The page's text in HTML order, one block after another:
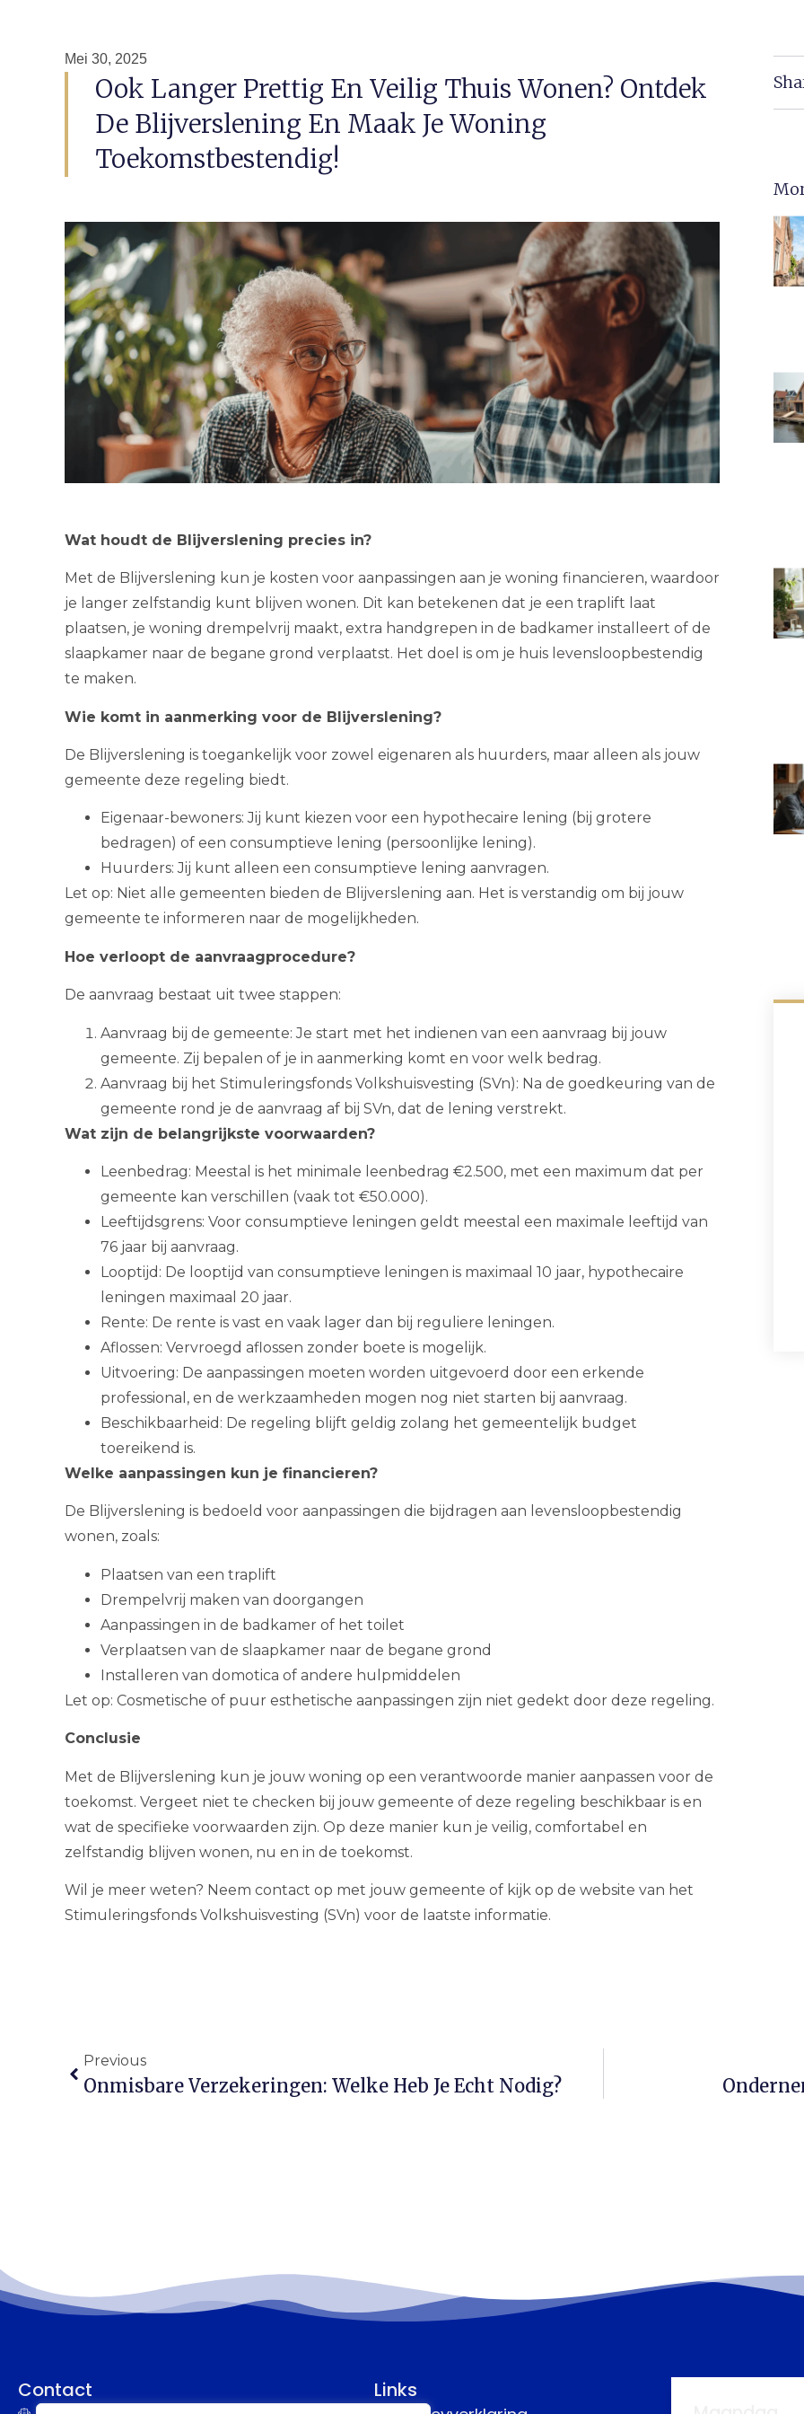
Mei 30, 2025
Ook Langer Prettig En Veilig Thuis Wonen? Ontdek
De Blijverslening En Maak Je Woning
Toekomstbestendig!
Wat houdt de Blijverslening precies in?
Met de Blijverslening kun je kosten voor aanpassingen aan je woning financieren, waardoor
je langer zelfstandig kunt blijven wonen. Dit kan betekenen dat je een traplift laat
plaatsen, je woning drempelvrij maakt, extra handgrepen in de badkamer installeert of de
slaapkamer naar de begane grond verplaatst. Het doel is om je huis levensloopbestendig
te maken.
Wie komt in aanmerking voor de Blijverslening?
De Blijverslening is toegankelijk voor zowel eigenaren als huurders, maar alleen als jouw
gemeente deze regeling biedt.
Eigenaar-bewoners: Jij kunt kiezen voor een hypothecaire lening (bij grotere
bedragen) of een consumptieve lening (persoonlijke lening).
Huurders: Jij kunt alleen een consumptieve lening aanvragen.
Let op: Niet alle gemeenten bieden de Blijverslening aan. Het is verstandig om bij jouw
gemeente te informeren naar de mogelijkheden.
Hoe verloopt de aanvraagprocedure?
De aanvraag bestaat uit twee stappen:
Aanvraag bij de gemeente: Je start met het indienen van een aanvraag bij jouw
gemeente. Zij bepalen of je in aanmerking komt en voor welk bedrag.
Aanvraag bij het Stimuleringsfonds Volkshuisvesting (SVn): Na de goedkeuring van de
gemeente rond je de aanvraag af bij SVn, dat de lening verstrekt.
Wat zijn de belangrijkste voorwaarden?
Leenbedrag: Meestal is het minimale leenbedrag €2.500, met een maximum dat per
gemeente kan verschillen (vaak tot €50.000).
Leeftijdsgrens: Voor consumptieve leningen geldt meestal een maximale leeftijd van
76 jaar bij aanvraag.
Looptijd: De looptijd van consumptieve leningen is maximaal 10 jaar, hypothecaire
leningen maximaal 20 jaar.
Rente: De rente is vast en vaak lager dan bij reguliere leningen.
Aflossen: Vervroegd aflossen zonder boete is mogelijk.
Uitvoering: De aanpassingen moeten worden uitgevoerd door een erkende
professional, en de werkzaamheden mogen nog niet starten bij aanvraag.
Beschikbaarheid: De regeling blijft geldig zolang het gemeentelijk budget
toereikend is.
Welke aanpassingen kun je financieren?
De Blijverslening is bedoeld voor aanpassingen die bijdragen aan levensloopbestendig
wonen, zoals:
Plaatsen van een traplift
Drempelvrij maken van doorgangen
Aanpassingen in de badkamer of het toilet
Verplaatsen van de slaapkamer naar de begane grond
Installeren van domotica of andere hulpmiddelen
Let op: Cosmetische of puur esthetische aanpassingen zijn niet gedekt door deze regeling.
Conclusie
Met de Blijverslening kun je jouw woning op een verantwoorde manier aanpassen voor de
toekomst. Vergeet niet te checken bij jouw gemeente of deze regeling beschikbaar is en
wat de specifieke voorwaarden zijn. Op deze manier kun je veilig, comfortabel en
zelfstandig blijven wonen, nu en in de toekomst.
Wil je meer weten? Neem contact op met jouw gemeente of kijk op de website van het
Stimuleringsfonds Volkshuisvesting (SVn) voor de laatste informatie.
Previous
Onmisbare Verzekeringen: Welke Heb Je Echt Nodig?
Contact Links